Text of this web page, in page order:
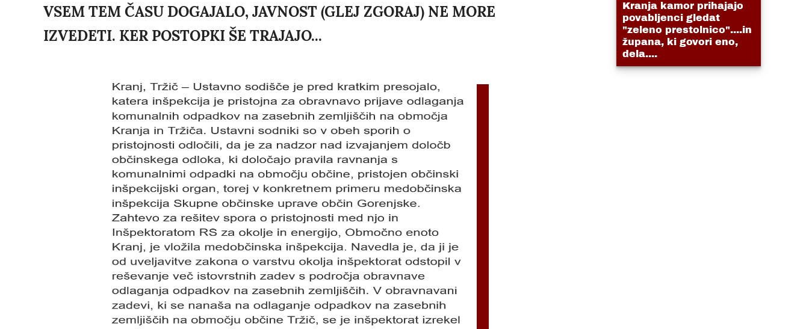
VSEM TEM ČASU DOGAJALO, JAVNOST (GLEJ ZGORAJ) NE MORE
IZVEDETI. KER POSTOPKI ŠE TRAJAJO...
Kranja kamor prihajajo
povabljenci gledat
"zeleno prestolnico"....in
župana, ki govori eno,
dela....